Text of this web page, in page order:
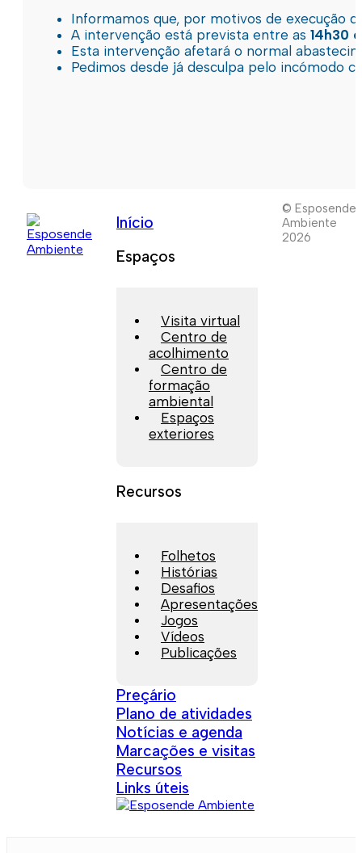
Informamos que, por motivos de execução
A intervenção está prevista entre as 14h30
Esta intervenção afetará o normal
Pedimos desde já desculpa pelo incómodo
Início
Espaços
Visita virtual
Centro de
acolhimento
Centro de
formação
ambiental
Espaços
exteriores
Recursos
Folhetos
Histórias
Desafios
Apresentações
Jogos
Vídeos
Publicações
Preçário
Plano de atividades
Notícias e agenda
Marcações e visitas
Recursos
Links úteis
© Esposende
Ambiente
2026